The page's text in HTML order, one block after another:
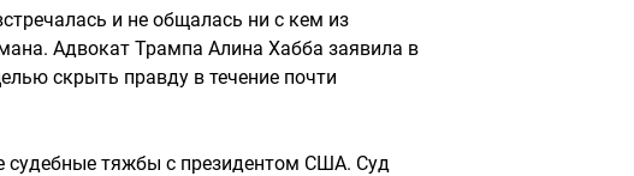
и не общалась ни с кем из
Адвокат Трампа Алина Хабба заявила в
скрыть правду в течение почти
судебные тяжбы с президентом США. Суд